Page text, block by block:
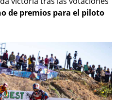
de premios para el piloto